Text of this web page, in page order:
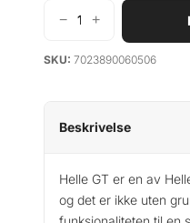
l
− +
SKU: 7023890060506
Beskrivelse
Helle GT er en av
og det er ikke uten